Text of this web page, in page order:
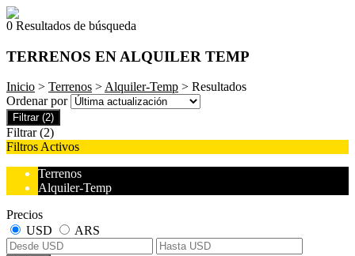
0 Resultados de búsqueda
TERRENOS EN ALQUILER TEMP
Inicio > Terrenos >Alquiler-Temp > Resultados
Ordenar por
Filtrar (2)
Filtrar (2)
Filtros Activos
Terrenos
Alquiler-Temp
Precios
USD
ARS